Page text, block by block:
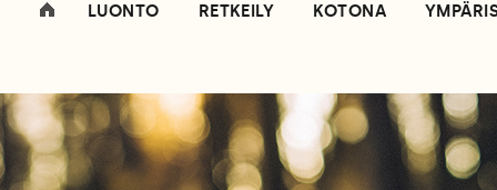
LUONTO RETKEILY KOTONA